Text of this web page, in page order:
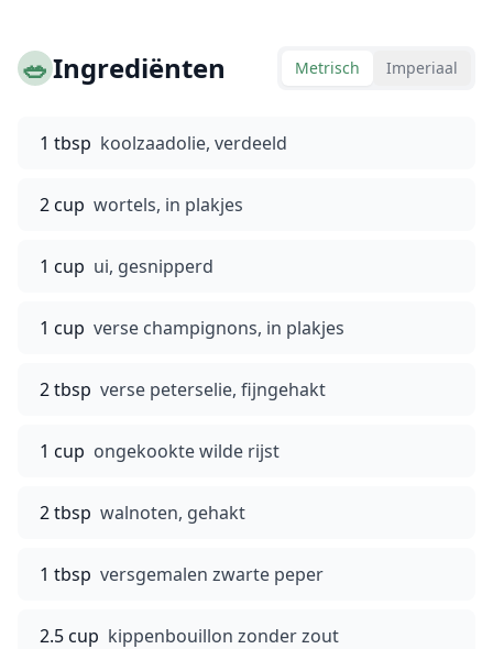
🥗Ingrediënten Metrisch Imperiaal
1 tbsp koolzaadolie, verdeeld
2 cup wortels, in plakjes
1 cup ui, gesnipperd
1 cup verse champignons, in plakjes
2 tbsp verse peterselie, fijngehakt
1 cup ongekookte wilde rijst
2 tbsp walnoten, gehakt
1 tbsp versgemalen zwarte peper
2.5 cup kippenbouillon zonder zout